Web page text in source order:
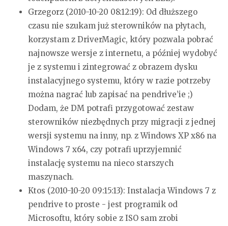
Grzegorz (2010-10-20 08:12:19): Od dłuższego
czasu nie szukam już sterowników na płytach,
korzystam z DriverMagic, który pozwala pobrać
najnowsze wersje z internetu, a później wydobyć
je z systemu i zintegrować z obrazem dysku
instalacyjnego systemu, który w razie potrzeby
można nagrać lub zapisać na pendrive’ie ;)
Dodam, że DM potrafi przygotować zestaw
sterowników niezbędnych przy migracji z jednej
wersji systemu na inny, np. z Windows XP x86 na
Windows 7 x64, czy potrafi uprzyjemnić
instalację systemu na nieco starszych
maszynach.
Ktos (2010-10-20 09:15:13): Instalacja Windows 7 z
pendrive to proste - jest programik od
Microsoftu, który sobie z ISO sam zrobi